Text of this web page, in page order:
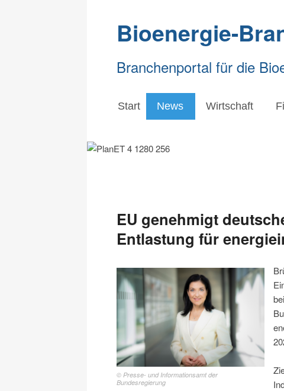
Bioenergie-
Branchenportal für die
Start News Wirtschaft
EU genehmigt
Entlastung für
© Presse- und Informationsamt der
Bundesregierung